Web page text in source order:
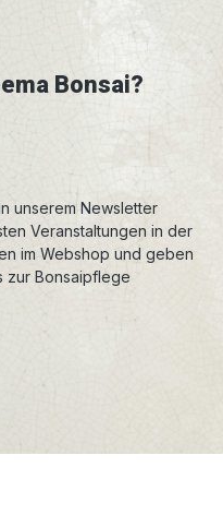
Bonsai?
unserem Newsletter
Veranstaltungen in der
im Webshop und geben
zur Bonsaipflege